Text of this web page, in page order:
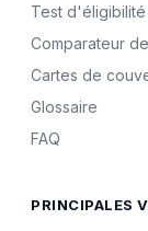
Test d'éligibilité
Comparateur
Cartes de
Glossaire
FAQ
PRINCIPALES